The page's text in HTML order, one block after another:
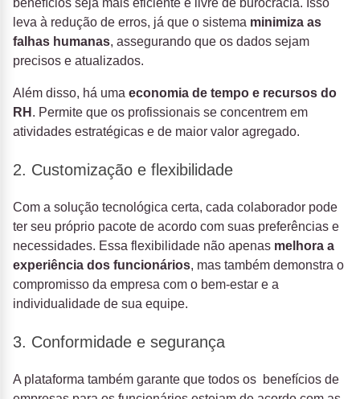
benefícios seja mais eficiente e livre de burocracia. Isso
leva à redução de erros, já que o sistema minimiza as
falhas humanas, assegurando que os dados sejam
precisos e atualizados.
Além disso, há uma economia de tempo e recursos do
RH . Permite que os profissionais se concentrem em
atividades estratégicas e de maior valor agregado.
2. Customização e flexibilidade
Com a solução tecnológica certa, cada colaborador pode
ter seu próprio pacote de acordo com suas preferências e
necessidades. Essa flexibilidade não apenas melhora a
experiência dos funcionários, mas também demonstra o
compromisso da empresa com o bem-estar e a
individualidade de sua equipe.
3. Conformidade e segurança
A plataforma também garante que todos os benefícios de